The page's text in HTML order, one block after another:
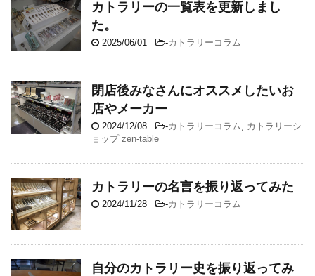
カトラリーの一覧表を更新しまし
た。
2025/06/01 -カトラリーコラム
閉店後みなさんにオススメしたいお
店やメーカー
2024/12/08 -カトラリーコラム
カトラリーシ
ョップ zen-table
カトラリーの名言を振り返ってみた
2024/11/28 -カトラリーコラム
自分のカトラリー史を振り返ってみ